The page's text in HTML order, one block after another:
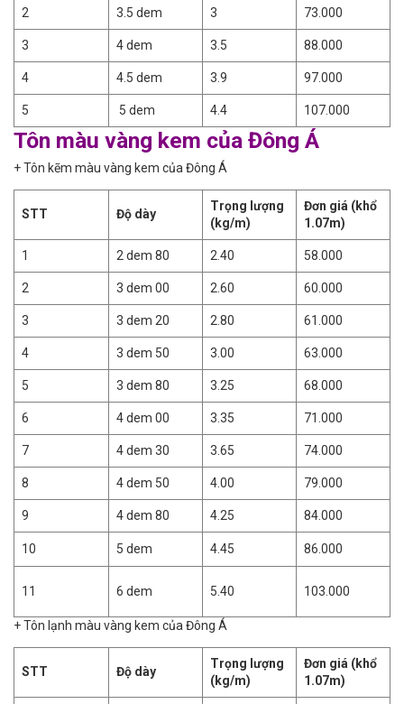
2 3.5 dem 3 73.000
3 4 dem 3.5 88.000
4 4.5 dem 3.9 97.000
5 5 dem 4.4 107.000
Tôn màu vàng kem của Đông Á
+ Tôn kẽm màu vàng kem của Đông Á
STT Độ dày
Trọng lượng
(kg/m)
Đơn giá (khổ
1.07m)
1 2 dem 80 2.40 58.000
2 3 dem 00 2.60 60.000
3 3 dem 20 2.80 61.000
4 3 dem 50 3.00 63.000
5 3 dem 80 3.25 68.000
6 4 dem 00 3.35 71.000
7 4 dem 30 3.65 74.000
8 4 dem 50 4.00 79.000
9 4 dem 80 4.25 84.000
10 5 dem 4.45 86.000
11 6 dem 5.40 103.000
+ Tôn lạnh màu vàng kem của Đông Á
STT Độ dày
Trọng lượng
(kg/m)
Đơn giá (khổ
1.07m)